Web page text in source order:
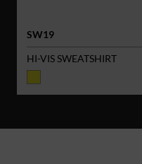
SW19
HI-VIS SWEATSHIRT